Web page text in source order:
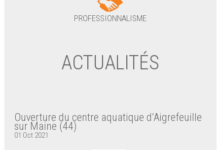
PROFESSIONNALISME
ACTUALITÉS
Ouverture du centre aquatique d’Aigrefeuille
sur Maine (44)
01 Oct 2021